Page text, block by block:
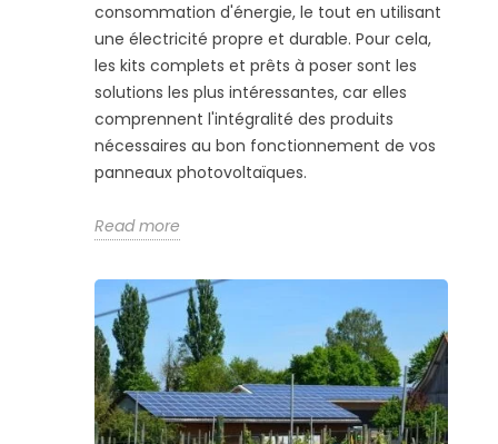
consommation d'énergie, le tout en utilisant
une électricité propre et durable. Pour cela,
les kits complets et prêts à poser sont les
solutions les plus intéressantes, car elles
comprennent l'intégralité des produits
nécessaires au bon fonctionnement de vos
panneaux photovoltaïques.
Read more